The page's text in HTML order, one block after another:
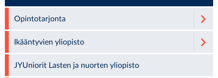
Opintotarjonta
Ikääntyvien yliopisto
JYUniorit Lasten ja nuorten yliopisto